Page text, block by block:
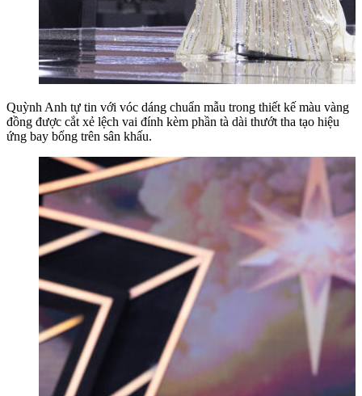
Quỳnh Anh tự tin với vóc dáng chuẩn mẫu trong thiết kế màu vàng
đồng được cắt xẻ lệch vai đính kèm phần tà dài thướt tha tạo hiệu
ứng bay bổng trên sân khấu.